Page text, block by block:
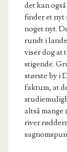
det kan
finder et nyt
noget nyt.
rundt i
viser dog at
stigende.
største by i
faktum, at
altså
river